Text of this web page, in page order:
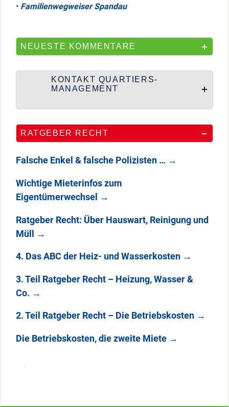
• Familienwegweiser Spandau
NEUESTE KOMMENTARE
KONTAKT QUARTIERS-
MANAGEMENT
RATGEBER RECHT
Falsche Enkel & falsche Polizisten … →
Wichtige Mieterinfos zum
Eigentümerwechsel →
Ratgeber Recht: Über Hauswart, Reinigung und
Müll →
4. Das ABC der Heiz- und Wasserkosten →
3. Teil Ratgeber Recht – Heizung, Wasser &
Co. →
2. Teil Ratgeber Recht – Die Betriebskosten →
Die Betriebskosten, die zweite Miete →